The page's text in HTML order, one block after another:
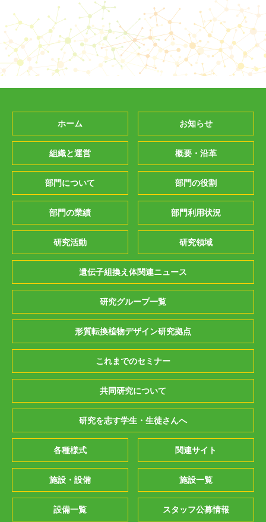
ホーム お知らせ
組織と運営 概要・沿革
部門について 部門の役割
部門の業績 部門利用状況
研究活動 研究領域
遺伝子組換え体関連ニュース
研究グループ一覧
形質転換植物デザイン研究拠点
これまでのセミナー
共同研究について
研究を志す学生・生徒さんへ
各種様式 関連サイト
施設・設備 施設一覧
設備一覧 スタッフ公募情報